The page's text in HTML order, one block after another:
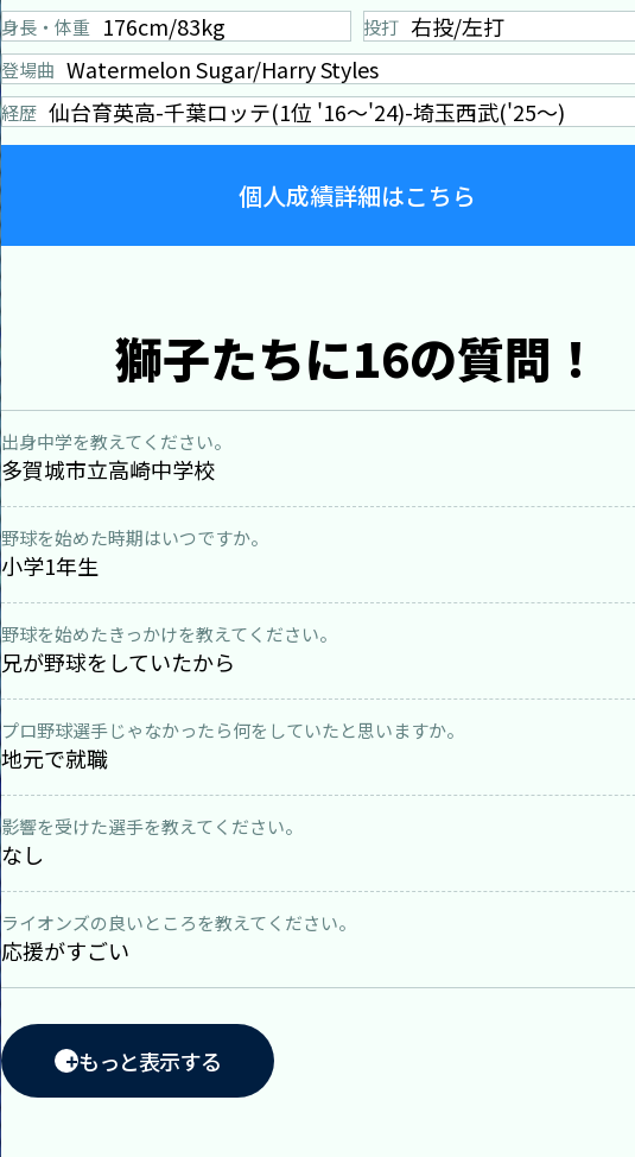
身長・体重 176cm/83kg 投打 右投/左打
登場曲 Watermelon Sugar/Harry Styles
経歴 仙台育英高-千葉ロッテ(1位 '16～'24)-埼玉西武('25～)
個人成績詳細はこちら
獅子たちに16の質問！
出身中学を教えてください。
多賀城市立高崎中学校
野球を始めた時期はいつですか。
小学1年生
野球を始めたきっかけを教えてください。
兄が野球をしていたから
プロ野球選手じゃなかったら何をしていたと思いますか。
地元で就職
影響を受けた選手を教えてください。
なし
ライオンズの良いところを教えてください。
応援がすごい
もっと表示する